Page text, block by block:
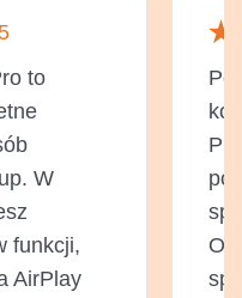
to
W
funkcji,
AirPlay
Po